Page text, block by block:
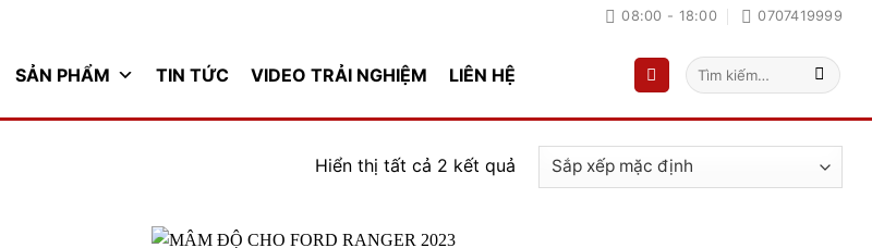
08:00 - 18:00 0707419999
SẢN PHẨM TIN TỨC VIDEO TRẢI NGHIỆM LIÊN HỆ
Tìm
kiếm:
Hiển thị tất cả 2 kết quả